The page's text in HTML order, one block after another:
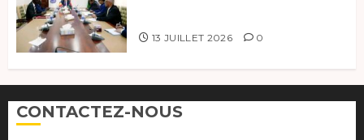
13 JUILLET 2026 0
CONTACTEZ-NOUS